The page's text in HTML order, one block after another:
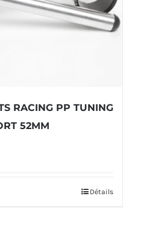
RACING PP TUNING
52MM
Détails